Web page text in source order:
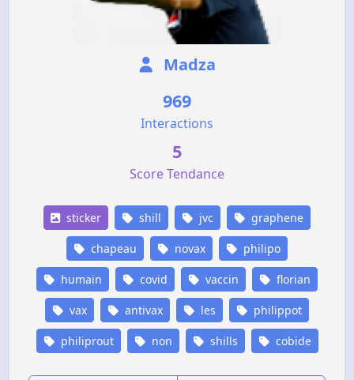
Madza
969
Interactions
5
Score Tendance
sticker shill jvc graphene
chapeau novax philipo
humain covid vaccin florian
vax antivax les philippot
philiprout non shills cobide